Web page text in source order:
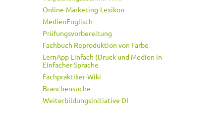
Online-Marketing-Lexikon
MedienEnglisch
Prüfungsvorbereitung
Fachbuch Reproduktion von Farbe
LernApp Einfach (Druck und Medien in
Einfacher Sprache
Fachpraktiker-Wiki
Branchensuche
Weiterbildungsinitiative DI